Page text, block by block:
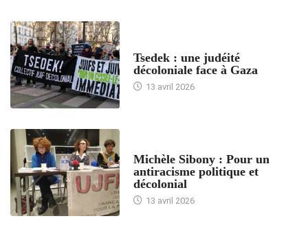
Tsedek : une judéité
décoloniale face à Gaza
13 avril 2026
Michèle Sibony : Pour un
antiracisme politique et
décolonial
13 avril 2026